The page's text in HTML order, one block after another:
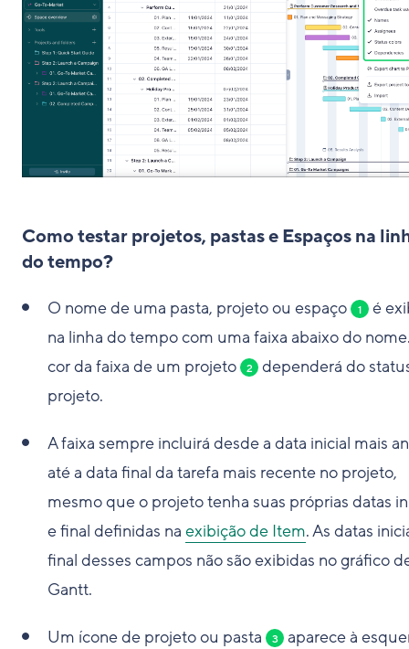
Como testar projetos, pastas e Espaços na
do tempo?
O nome de uma pasta, projeto ou espaço 1
é
na linha do tempo com uma faixa abaixo do
cor da faixa de um projeto
2
dependerá do
projeto.
A faixa sempre incluirá desde a data inicial mais
até a data final da tarefa mais recente no projeto,
mesmo que o projeto tenha suas próprias datas
e final definidas na exibição de Item. As datas
final desses campos não são exibidas no gráfico
Gantt.
Um ícone de projeto ou pasta 3
aparece à